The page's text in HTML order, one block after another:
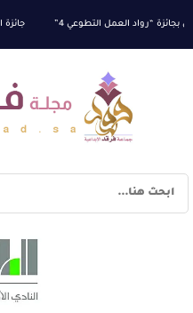
“رواد العمل التطوعي 4” جائزة
الاستهلالي في رواية : ( على كف رتويت )